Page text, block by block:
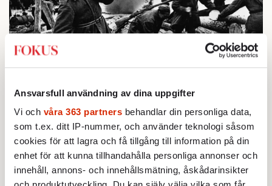
Ansvarsfull användning av dina uppgifter
Vi och våra 363 partners behandlar din personliga data,
som t.ex. ditt IP-nummer, och använder teknologi såsom
cookies för att lagra och få tillgång till information på din
enhet för att kunna tillhandahålla personliga annonser och
innehåll, annons- och innehållsmätning, åskådarinsikter
1.Den röda tråden som brast
Av: Gustaf Lewander
INRIKES
2.Vattenbristen är här – men var femte liter läcker
ut
Av: Susanne Gäre
KRÖNIKA
3.Frans Wachtmeister: Ja, AC är ett hot mot den
franska civilisationen